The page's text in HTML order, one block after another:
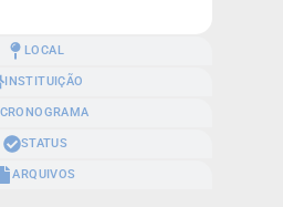
LOCAL
INSTITUIÇÃO
CRONOGRAMA
STATUS
ARQUIVOS